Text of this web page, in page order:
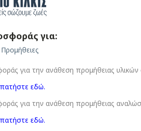
για:
Προμήθειες
για την ανάθεση προμήθειας υλικών
πατήστε εδώ.
για την ανάθεση προμήθειας
πατήστε εδώ.